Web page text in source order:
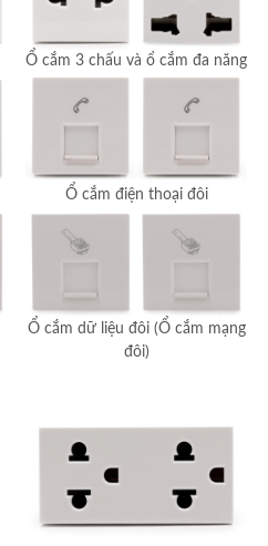
Ổ cắm 3 chấu và ổ cắm đa năng
Ổ cắm điện thoại đôi
Ổ cắm dữ liệu đôi (Ổ cắm mạng
đôi)